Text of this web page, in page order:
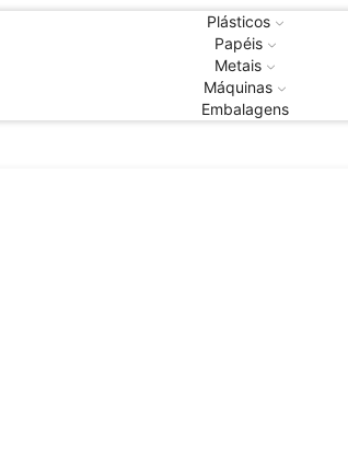
Plásticos
Papéis
Metais
Máquinas
Embalagens